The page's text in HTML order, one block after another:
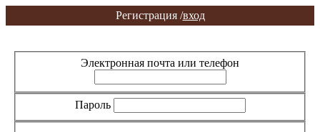
Регистрация /вход
Электронная почта или телефон
Пароль